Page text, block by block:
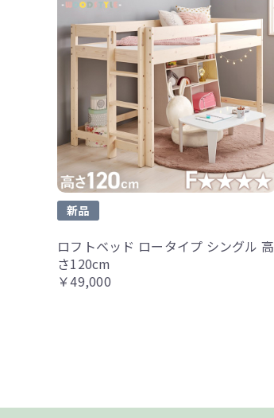
新品
ロフトベッド ロータイプ シングル 高
さ120cm
￥49,000